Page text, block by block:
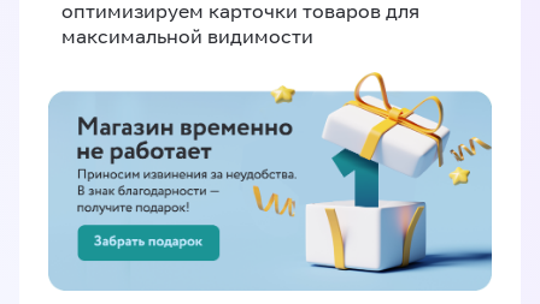
оптимизируем карточки товаров для
максимальной видимости